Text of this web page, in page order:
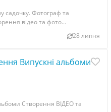
садочку. Фотограф та
відео та фото...
28 липня
Випускні альбоми
Створення ВІДЕО та